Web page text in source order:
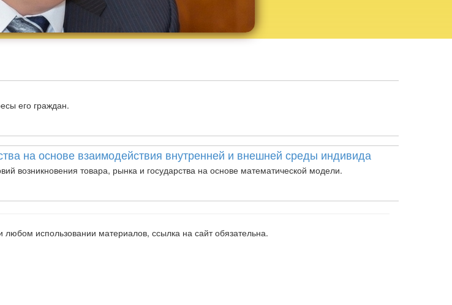
его граждан.
на основе взаимодействия внутренней и внешней среды индивида
возникновения товара, рынка и государства на основе математической модели.
использовании материалов, ссылка на сайт обязательна.